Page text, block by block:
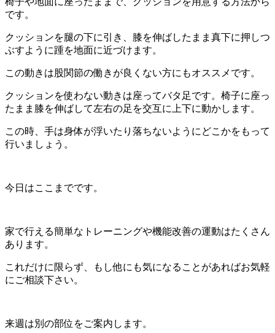
です。
クッションを腿の下に引き、膝を伸ばしたまま真下に押しつ
ぶすように踵を地面に近づけます。
この動きは股関節の働きが良くない方にもオススメです。
クッションを使わない動きは座ってバタ足です。椅子に座っ
たまま膝を伸ばして左右の足を交互に上下に動かします。
この時、手は身体が浮いたり落ちないようにどこかをもって
行いましょう。
今日はここまでです。
家で行える簡単なトレーニングや機能改善の運動はたくさん
あります。
これだけに限らず、もし他にも気になることがあればお気軽
にご相談下さい。
来週は別の部位をご案内します。